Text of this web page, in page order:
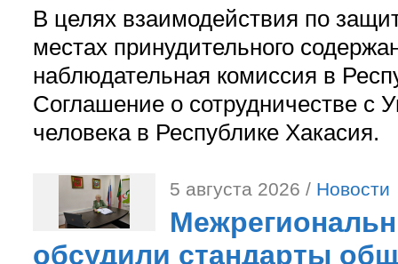
В целях взаимодействия по
местах принудительного
наблюдательная комиссия в
Соглашение о сотрудничестве с
человека в Республике Хакасия.
5 августа 2026 / Новости
обсудили стандарты